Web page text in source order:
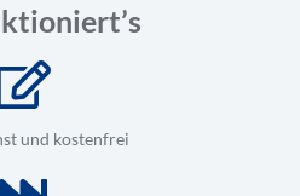
und kostenfrei